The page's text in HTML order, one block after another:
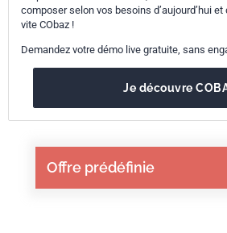
Offre prédéfinie
composer selon vos besoins d’aujourd’hui
vite CObaz !
Demandez votre démo live gratuite, sans
Je découvre